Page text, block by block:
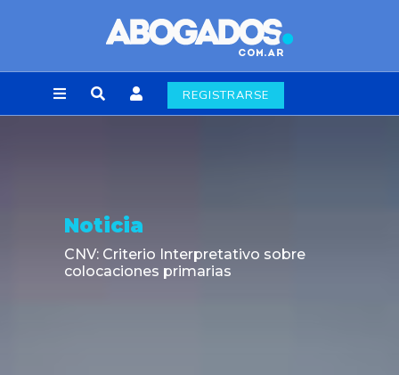
REGISTRARSE
Noticia
CNV: Criterio Interpretativo sobre
colocaciones primarias